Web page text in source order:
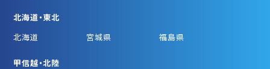
北海道・東北
北海道
宮城県 福島県
甲信越・北陸